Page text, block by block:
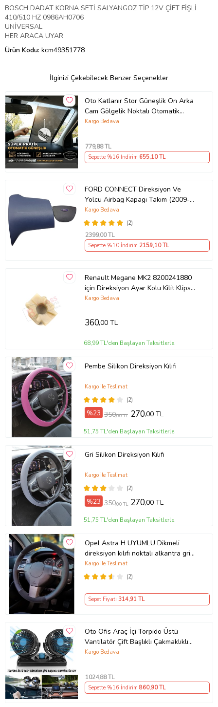
BOSCH DADAT KORNA SETİ SALYANGOZ TİP 12V ÇİFT FİŞLİ
410/510 HZ 0986AH0706
UNİVERSAL
HER ARACA UYAR
Ürün Kodu: kcm49351778
İlginizi Çekebilecek Benzer Seçenekler
Oto Katlanır Stor Güneşlik Ön Arka
Cam Gölgelik Noktalı Otomatik
Sürgülü Güneş Koruyucu Araba Suv
Kargo Bedava
779,88 TL
Sepette %16 İndirim 655,10 TL
FORD CONNECT Direksiyon Ve
Yolcu Airbag Kapagı Takım (2009-
2014) İthal Üretim
(2)
Kargo Bedava
2399,00 TL
Sepette %10 İndirim 2159,10 TL
Renault Megane MK2 8200241880
için Direksiyon Ayar Kolu Kilit Klips
Plastiği
Kargo Bedava
360,00 TL
68,99 TL'den Başlayan Taksitlerle
Pembe Silikon Direksiyon Kılıfı
(2)
Kargo ile Teslimat
%23 350,00 TL 270,00 TL
51,75 TL'den Başlayan Taksitlerle
Gri Silikon Direksiyon Kılıfı
(2)
Kargo ile Teslimat
%23 350,00 TL 270,00 TL
51,75 TL'den Başlayan Taksitlerle
Opel Astra H UYUMLU Dikmeli
direksiyon kılıfı noktalı alkantra gri
yüzüklü ( 38×10.5CM )
(2)
Kargo ile Teslimat
Sepet Fiyatı 314,91 TL
Oto Ofis Araç İçi Torpido Üstü
Vantilatör Çift Başlıklı Çakmaklıklı
Soğutucu Fan 360° Dönebilen 12V
Kargo Bedava
1024,88 TL
Sepette %16 İndirim 860,90 TL